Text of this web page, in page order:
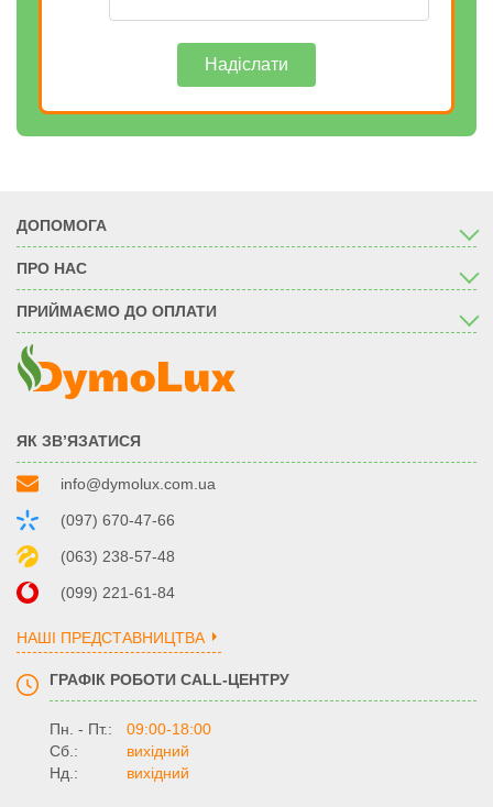
Надіслати
ДОПОМОГА
ПРО НАС
ПРИЙМАЄМО ДО ОПЛАТИ
ЯК ЗВ’ЯЗАТИСЯ
info@dymolux.com.ua
(097) 670-47-66
(063) 238-57-48
(099) 221-61-84
НАШІ ПРЕДСТАВНИЦТВА
ГРАФІК РОБОТИ CALL-ЦЕНТРУ
Пн. - Пт.:
09:00-18:00
Сб.:
вихідний
Нд.:
вихідний